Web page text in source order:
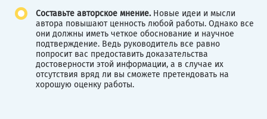
Составьте авторское мнение. Новые идеи и мысли
автора повышают ценность любой работы. Однако все
они должны иметь четкое обоснование и научное
подтверждение. Ведь руководитель все равно
попросит вас предоставить доказательства
достоверности этой информации, а в случае их
отсутствия вряд ли вы сможете претендовать на
хорошую оценку работы.